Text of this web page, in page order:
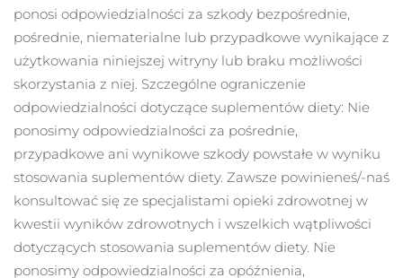
ponosi odpowiedzialności za szkody bezpośrednie,
pośrednie, niematerialne lub przypadkowe wynikające z
użytkowania niniejszej witryny lub braku możliwości
skorzystania z niej. Szczególne ograniczenie
odpowiedzialności dotyczące suplementów diety: Nie
ponosimy odpowiedzialności za pośrednie,
przypadkowe ani wynikowe szkody powstałe w wyniku
stosowania suplementów diety. Zawsze powinieneś/-naś
konsultować się ze specjalistami opieki zdrowotnej w
kwestii wyników zdrowotnych i wszelkich wątpliwości
dotyczących stosowania suplementów diety. Nie
ponosimy odpowiedzialności za opóźnienia,